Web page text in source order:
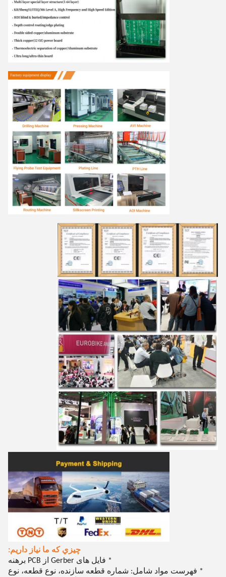
چيزي که ما نياز داريم:
* فایل های Gerber از PCB برهنه
* فهرست مواد شامل: شماره قطعه سازنده، نوع قطعه، نوع